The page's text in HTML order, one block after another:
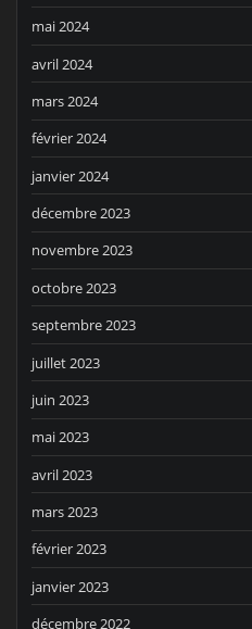
mai 2024
avril 2024
mars 2024
février 2024
janvier 2024
décembre 2023
novembre 2023
octobre 2023
septembre 2023
juillet 2023
juin 2023
mai 2023
avril 2023
mars 2023
février 2023
janvier 2023
décembre 2022